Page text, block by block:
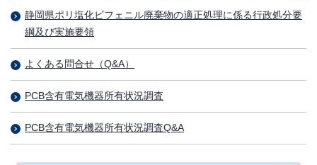
静岡県ポリ塩化ビフェニル廃棄物の適正処理に係る行政処分要
綱及び実施要領
よくある問合せ（Q&A）
PCB含有電気機器所有状況調査
PCB含有電気機器所有状況調査Q&A